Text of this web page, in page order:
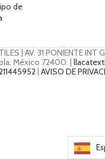
de
| AV. 31 PONIENTE INT
México 72400. |
AVISO DE